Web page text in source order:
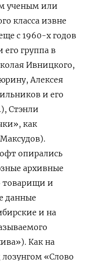
ученым или
класса извне
с 1960-х годов
группа в
Ивницкого,
Алексея
и его
Стэнли
как
опирались
архивные
товарищи и
данные
и на
Как на
«Слово